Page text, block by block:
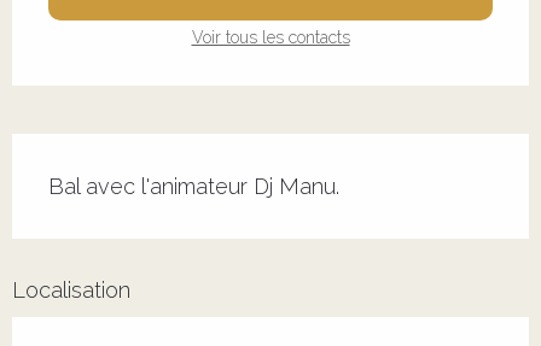
Voir tous les contacts
Bal avec l'animateur Dj Manu.
Localisation